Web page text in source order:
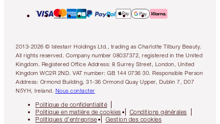
2013-2026 © Islestarr Holdings Ltd., trading as Charlotte Tilbury Beauty.
All rights reserved. Company number 08037372, registered in the United
Kingdom. Registered Office Address: 8 Surrey Street, London, United
Kingdom WC2R 2ND. VAT number: GB 144 0736 30. Responsible Person
Address: Ormond Building, 31-36 Ormond Quay Upper, Dublin 7, D07
N5YH, Ireland. Nous contacter
Politique de confidentialité
Politique en matière de cookies
Conditions générales
Politiques d’entreprise
Gestion des cookies